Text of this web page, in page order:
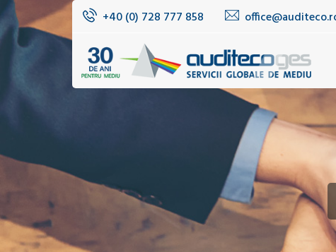
+40 (0) 728 777 858